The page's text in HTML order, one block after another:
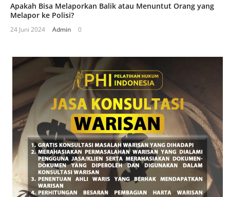
Apakah Bisa Melaporkan Balik atau Menuntut Orang yang
Melapor ke Polisi?
24 Juni 2024 Admin 0